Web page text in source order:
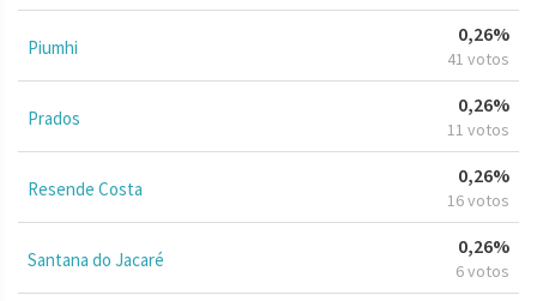
Piumhi
0,26%
41 votos
Prados
0,26%
11 votos
Resende Costa
0,26%
16 votos
Santana do Jacaré
0,26%
6 votos